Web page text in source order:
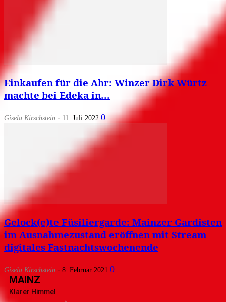
Einkaufen für die Ahr: Winzer Dirk Würtz
machte bei Edeka in...
Gisela Kirschstein - 11. Juli 2022 0
Gelock(e)te Füsiliergarde: Mainzer Gardisten
im Ausnahmezustand eröffnen mit Stream
digitales Fastnachtswochenende
Gisela Kirschstein - 8. Februar 2021 0
MAINZ
Klarer Himmel